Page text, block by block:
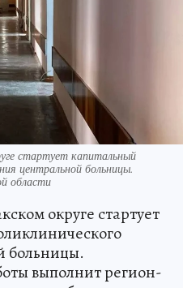
стартует капитальный
центральной больницы.
области
округе стартует
больницы.
выполнит регион-